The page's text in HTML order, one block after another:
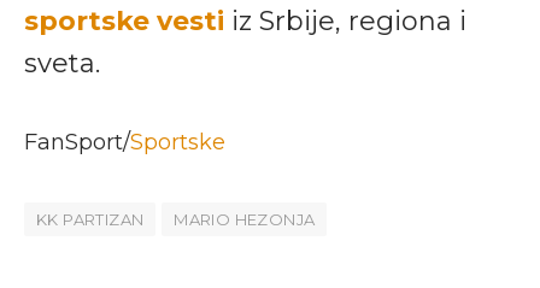
sportske vesti iz Srbije, regiona i
sveta.
FanSport/Sportske
KK PARTIZAN MARIO HEZONJA